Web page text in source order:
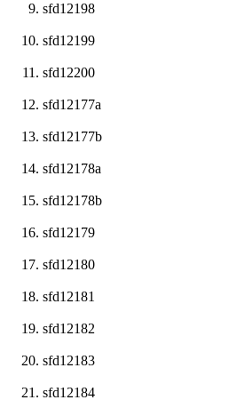
sfd12198
sfd12199
sfd12200
sfd12177a
sfd12177b
sfd12178a
sfd12178b
sfd12179
sfd12180
sfd12181
sfd12182
sfd12183
sfd12184